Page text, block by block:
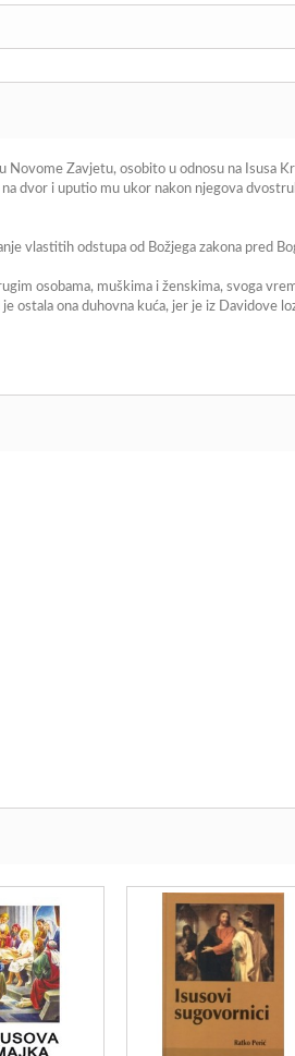
Zavjetu, osobito u odnosu na Isusa
dvor i uputio mu ukor nakon njegova
vlastitih odstupa od Božjega zakona pred
osobama, muškima i ženskima, svoga
ostala ona duhovna kuća, jer je iz Davidove